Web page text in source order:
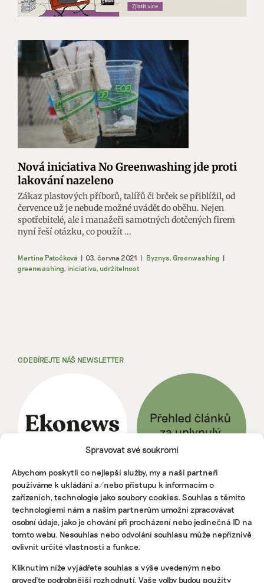
Spravovat své soukromí
Abychom poskytli co nejlepší služby, my a naši partneři
používáme k ukládání a/nebo přístupu k informacím o
zařízeních, technologie jako soubory cookies. Souhlas s těmito
technologiemi nám a našim partnerům umožní zpracovávat
osobní údaje, jako je chování při procházení nebo jedinečná ID na
tomto webu. Nesouhlas nebo odvolání souhlasu může nepříznivě
ovlivnit určité vlastnosti a funkce.
Kliknutím níže vyjádřete souhlas s výše uvedeným nebo
proveďte podrobnější rozhodnutí. Vaše volby budou použity
Nová iniciativa No Greenwashing jde proti
lakování nazeleno
Zákaz plastových příborů, talířů či brček se přiblížil, od
července už je nebude možné uvádět do oběhu. Nejen
spotřebitelé, ale i manažeři samotných dotčených firem
nyní řeší otázku, co použít ...
Martina Patočková | 03. června 2021 | Byznys, Greenwashing |
greenwashing, iniciativa, udržitelnost
ODEBÍREJTE NÁŠ NEWSLETTER
NEJNOVĚJŠÍ PODCAST
Martin Abel
Chceme získat desítky milionů na
udržitelnost, říká právník Abel. Po střetu s
developera Sekyry